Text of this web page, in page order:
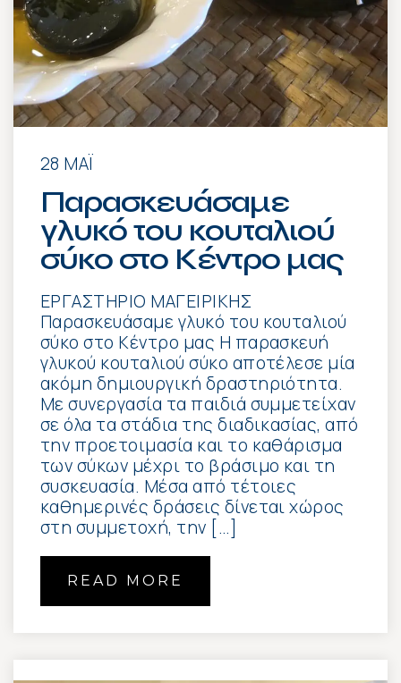
28 ΜΆΙ
Παρασκευάσαμε
γλυκό του κουταλιού
σύκο στο Κέντρο μας
ΕΡΓΑΣΤΗΡΙΟ ΜΑΓΕΙΡΙΚΗΣ
Παρασκευάσαμε γλυκό του κουταλιού
σύκο στο Κέντρο μας Η παρασκευή
γλυκού κουταλιού σύκο αποτέλεσε μία
ακόμη δημιουργική δραστηριότητα.
Με συνεργασία τα παιδιά συμμετείχαν
σε όλα τα στάδια της διαδικασίας, από
την προετοιμασία και το καθάρισμα
των σύκων μέχρι το βράσιμο και τη
συσκευασία. Μέσα από τέτοιες
καθημερινές δράσεις δίνεται χώρος
στη συμμετοχή, την […]
READ MORE